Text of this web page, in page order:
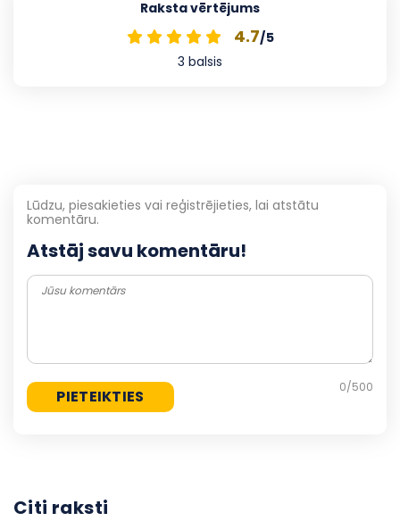
Raksta vērtējums
4.7/5
3 balsis
Atstāj savu komentāru!
Lūdzu, piesakieties vai reģistrējieties, lai atstātu
komentāru.
0/500
Citi raksti